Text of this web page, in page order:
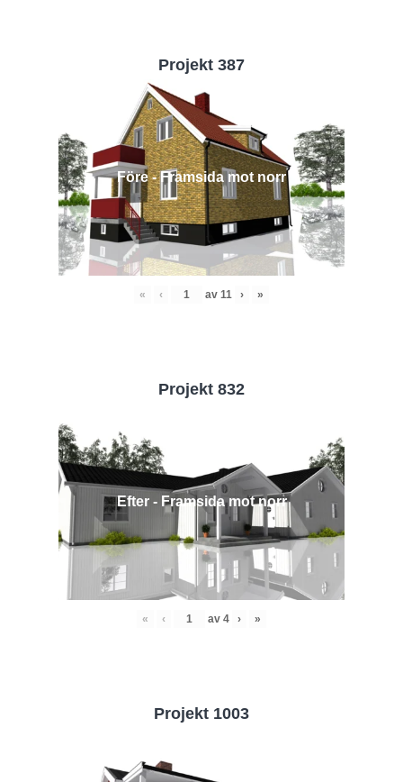
Projekt 387
Före - Framsida mot norr
« ‹ av 11 › »
Projekt 832
Efter - Framsida mot norr
« ‹ av 4 › »
Projekt 1003